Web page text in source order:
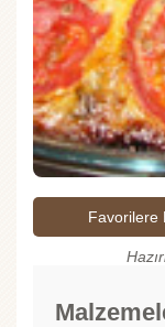
Favorilere